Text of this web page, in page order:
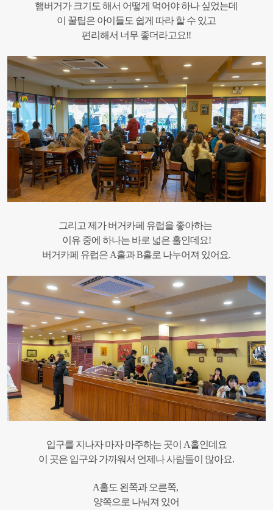
햄버거가 크기도 해서 어떻게 먹어야 하나 싶었는데
이 꿀팁은 아이들도 쉽게 따라 할 수 있고
편리해서 너무 좋더라고요!!
그리고 제가 버거카페 유럽을 좋아하는
이유 중에 하나는 바로 넓은 홀인데요!
버거카페 유럽은 A홀과 B홀로 나누어져 있어요.
입구를 지나자 마자 마주하는 곳이 A홀인데요
이 곳은 입구와 가까워서 언제나 사람들이 많아요.
A홀도 왼쪽과 오른쪽,
양쪽으로 나눠져 있어